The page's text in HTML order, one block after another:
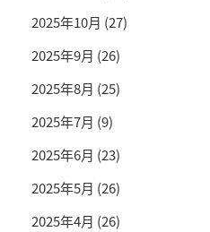
2025年10月 (27)
2025年9月 (26)
2025年8月 (25)
2025年7月 (9)
2025年6月 (23)
2025年5月 (26)
2025年4月 (26)